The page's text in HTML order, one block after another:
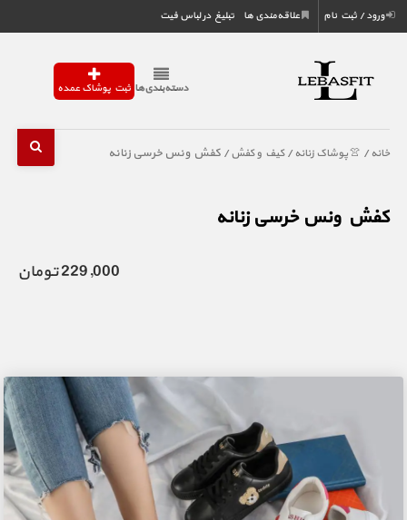
ورود / ثبت نام علاقه‌مندی ها تبلیغ در لباس فیت
دسته‌بندی‌ها ثبت پوشاک عمده
خانه / 👚 پوشاک زنانه /کیف و کفش/ کفش ونس خرسی زنانه
کفش ونس خرسی زنانه
229,000 تومان